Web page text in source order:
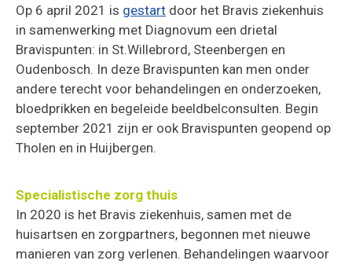
Op 6 april 2021 is gestart door het Bravis ziekenhuis
in samenwerking met Diagnovum een drietal
Bravispunten: in St.Willebrord, Steenbergen en
Oudenbosch. In deze Bravispunten kan men onder
andere terecht voor behandelingen en onderzoeken,
bloedprikken en begeleide beeldbelconsulten. Begin
september 2021 zijn er ook Bravispunten geopend op
Tholen en in Huijbergen.
Specialistische zorg thuis
In 2020 is het Bravis ziekenhuis, samen met de
huisartsen en zorgpartners, begonnen met nieuwe
manieren van zorg verlenen. Behandelingen waarvoor